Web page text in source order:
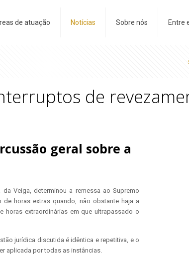
de atuação Notícias Sobre nós Entre
de
geral sobre a
Veiga, determinou a remessa ao Supremo
horas extras quando, não obstante haja a
horas extraordinárias em que ultrapassado o
jurídica discutida é idêntica e repetitiva, e o
aplicada por todas as instâncias.